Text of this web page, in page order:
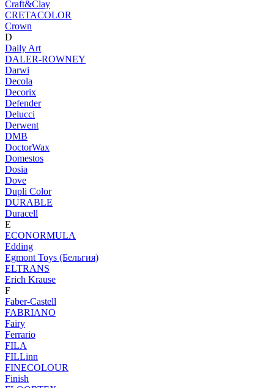
Craft&Clay
CRETACOLOR
Crown
D
Daily Art
DALER-ROWNEY
Darwi
Decola
Decorix
Defender
Delucci
Derwent
DMB
DoctorWax
Domestos
Dosia
Dove
Dupli Color
DURABLE
Duracell
E
ECONORMULA
Edding
Egmont Toys (Бельгия)
ELTRANS
Erich Krause
F
Faber-Castell
FABRIANO
Fairy
Ferrario
FILA
FILLinn
FINECOLOUR
Finish